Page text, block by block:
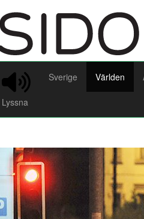
Lyssna
Sverige Världen